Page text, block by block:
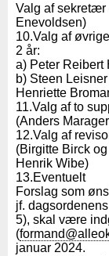
Valg af sekretær
Enevoldsen)
10.Valg af
2 år:
a) Peter Reibert
b) Steen
Henriette
11.Valg af to
(Anders
12.Valg af
(Birgitte Birck og
Henrik Wibe)
13.Eventuelt
Forslag som
jf.
5), skal være
(
januar 2024.